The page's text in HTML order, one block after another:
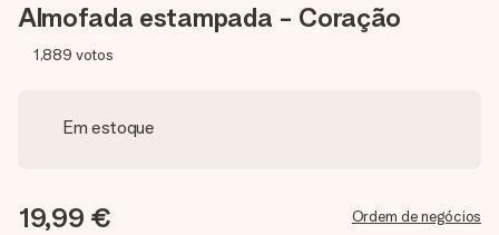
Almofada estampada - Coração
1,889 votos
Em estoque
19,99 € Ordem de negócios